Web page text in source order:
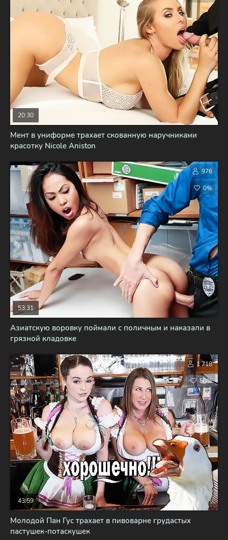
Мент в униформе трахает скованную наручниками
красотку Nicole Aniston
20:30
Азиатскую воровку поймали с поличным и наказали в
грязной кладовке
53:31
976
0%
Молодой Пан Гус трахает в пивоварне грудастых
пастушек-потаскушек
43:59
1 718
50%